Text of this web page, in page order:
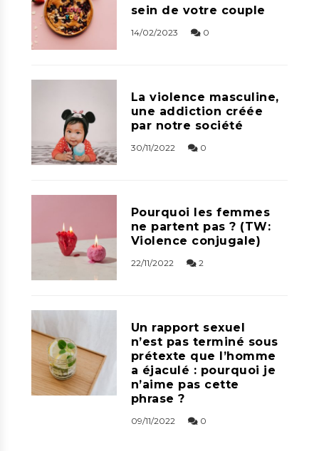
sein de votre couple
14/02/2023 0
La violence masculine,
une addiction créée
par notre société
30/11/2022 0
Pourquoi les femmes
ne partent pas ? (TW:
Violence conjugale)
22/11/2022 2
Un rapport sexuel
n’est pas terminé sous
prétexte que l’homme
a éjaculé : pourquoi je
n’aime pas cette
phrase ?
09/11/2022 0